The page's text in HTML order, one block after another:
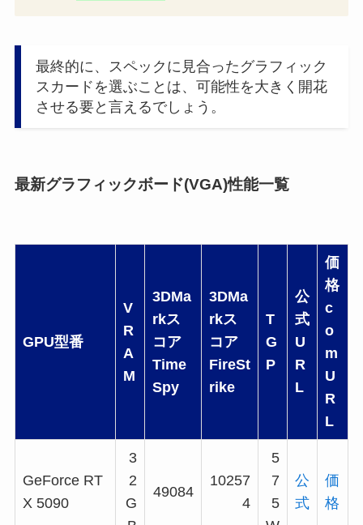
最終的に、スペックに見合ったグラフィック
スカードを選ぶことは、可能性を大きく開花
させる要と言えるでしょう。
最新グラフィックボード(VGA)性能一覧
GPU型番
V
R
A
M
3DMa
rkス
コア
Time
Spy
3DMa
rkス
コア
FireSt
rike
T
G
P
公
式
U
R
L
価
格
c
o
m
U
R
L
GeForce RT
X 5090
3
2
G
49084
10257
4
5
7
5
公
式
価
格